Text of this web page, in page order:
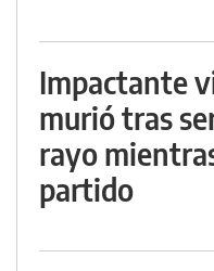
Impactante
murió tras
rayo
partido